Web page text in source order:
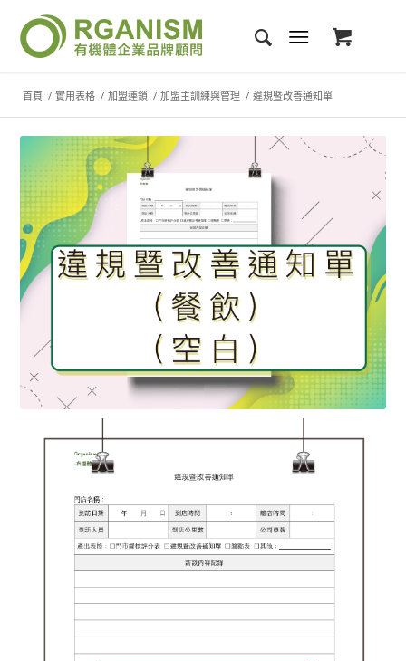
首頁 / 實用表格 / 加盟連鎖 / 加盟主訓練與管理 / 違規暨改善通知單